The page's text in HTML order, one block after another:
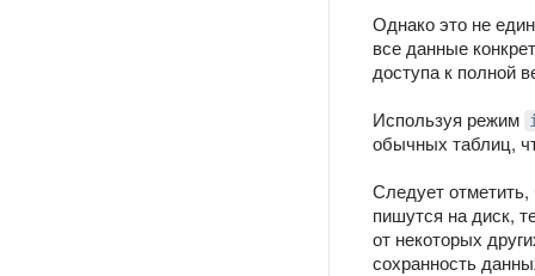
Однако это не
все данные
доступа к полной
Используя режим
обычных таблиц,
Следует
пишутся на диск,
от некоторых
сохранность